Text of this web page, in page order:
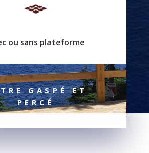
ou sans plateforme
GASPÉ ET
PERCÉ